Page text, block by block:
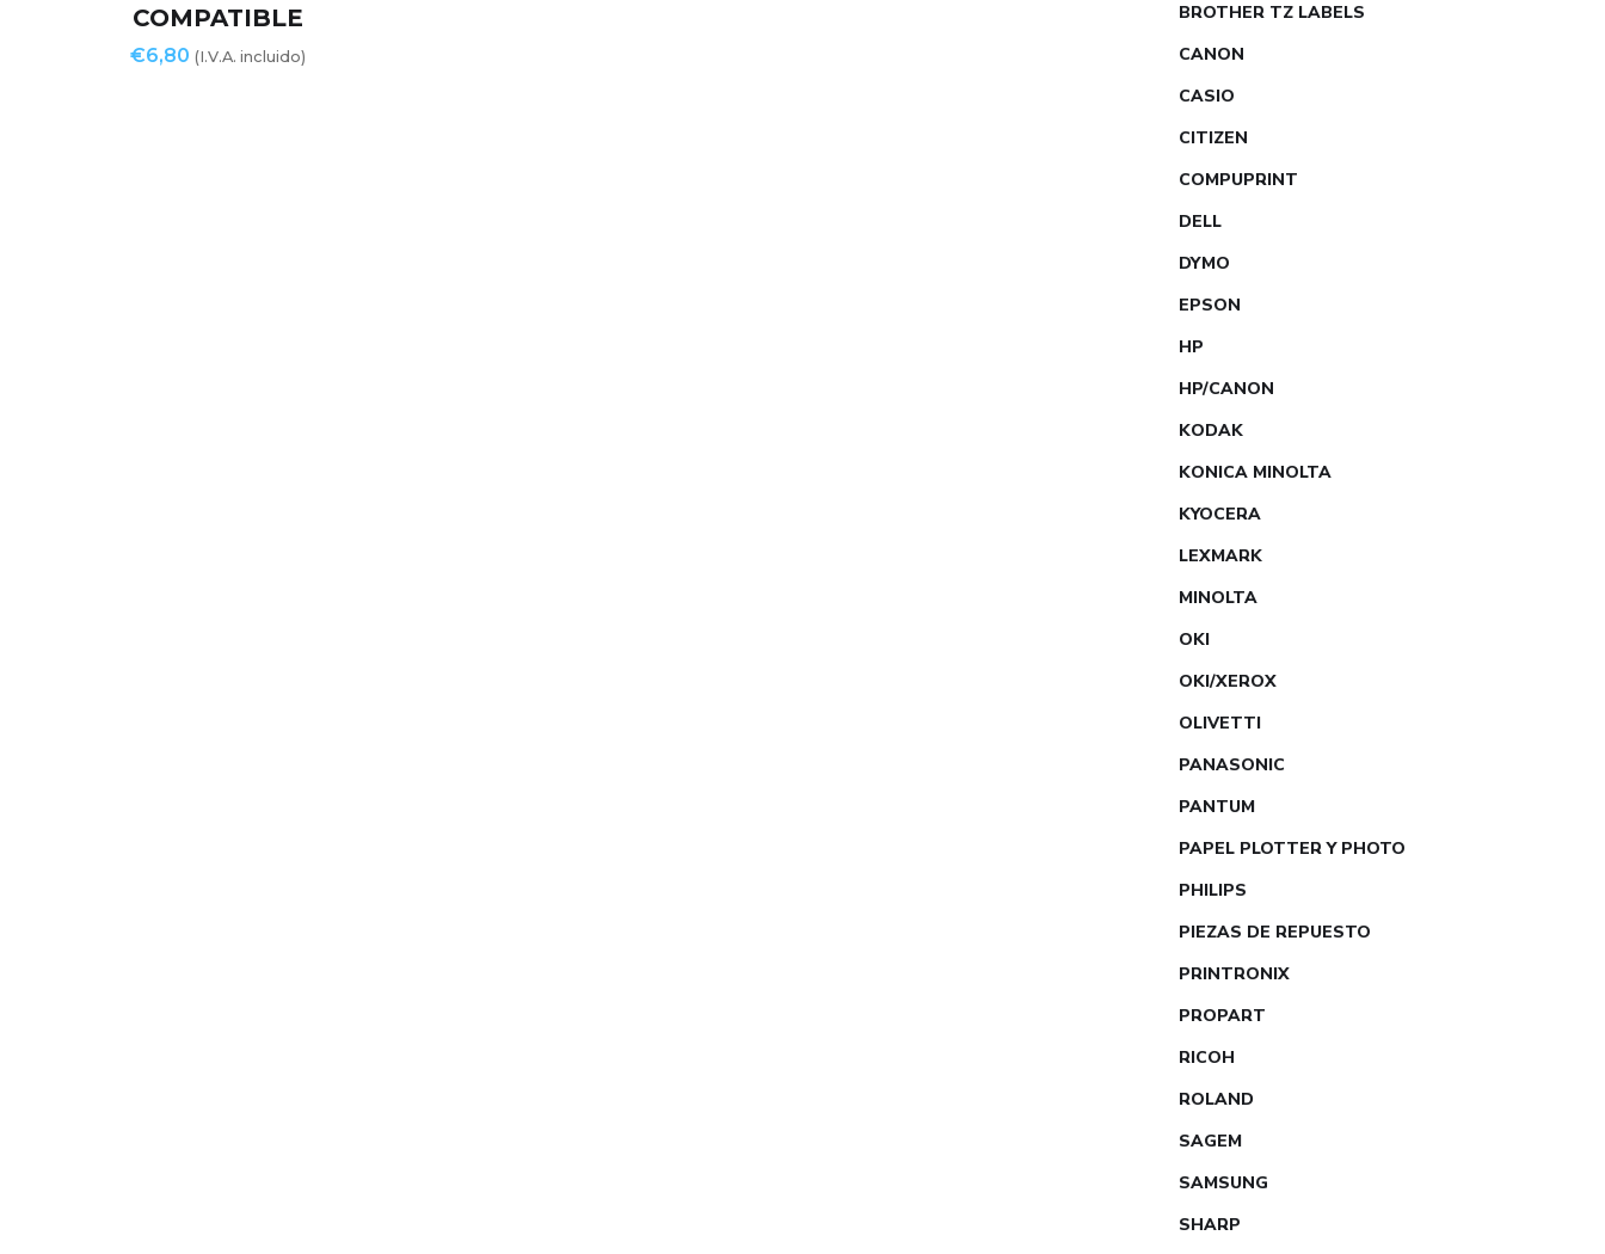
COMPATIBLE
€6,80 (I.V.A. incluido)
BROTHER TZ LABELS
CANON
CASIO
CITIZEN
COMPUPRINT
DELL
DYMO
EPSON
HP
HP/CANON
KODAK
KONICA MINOLTA
KYOCERA
LEXMARK
MINOLTA
OKI
OKI/XEROX
OLIVETTI
PANASONIC
PANTUM
PAPEL PLOTTER Y PHOTO
PHILIPS
PIEZAS DE REPUESTO
PRINTRONIX
PROPART
RICOH
ROLAND
SAGEM
SAMSUNG
SHARP